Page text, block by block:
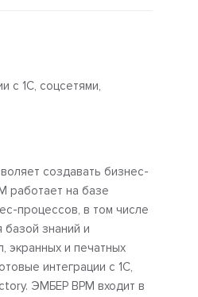
с 1С, соцсетями,
создавать бизнес-
работает на базе
процессов, в том числе
базой знаний и
экранных и печатных
интеграции с 1С,
ЭМБЕР BPM входит в